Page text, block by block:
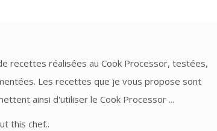
recettes réalisées au Cook Processor, testées,
Les recettes que je vous propose sont
ainsi d'utiliser le Cook Processor ...
this chef..